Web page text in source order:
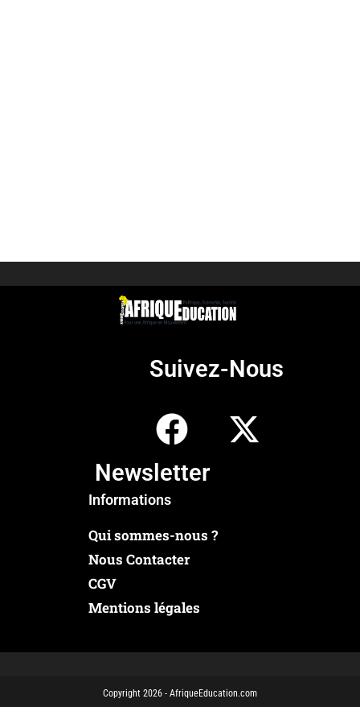
Suivez-Nous
Newsletter
Informations
Qui sommes-nous ?
Nous Contacter
CGV
Mentions légales
Copyright 2026 - AfriqueEducation.com